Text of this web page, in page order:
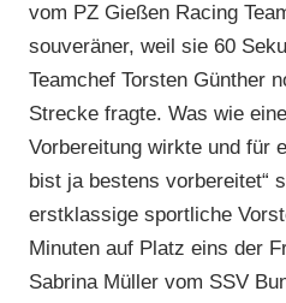
vom PZ Gießen Racing
souveräner, weil sie 60
Teamchef Torsten Günther
Strecke fragte. Was wie
Vorbereitung wirkte und für
bist ja bestens vorbereitet“
erstklassige sportliche
Minuten auf Platz eins der
Sabrina Müller vom SSV